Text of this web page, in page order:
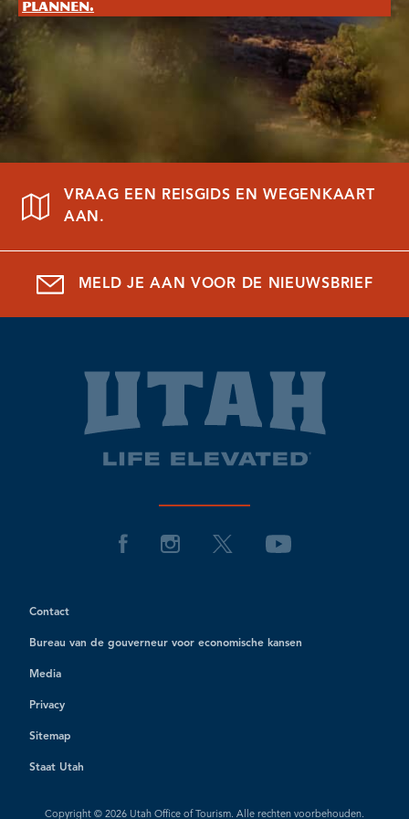
plannen.
VRAAG EEN REISGIDS EN WEGENKAART
AAN.
MELD JE AAN VOOR DE NIEUWSBRIEF
Contact
Bureau van de gouverneur voor economische kansen
Media
Privacy
Sitemap
Staat Utah
Copyright © 2026 Utah Office of Tourism. Alle rechten voorbehouden.